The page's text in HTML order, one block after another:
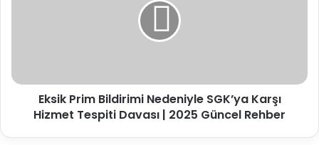
Davası
Eksik Prim Bildirimi Nedeniyle SGK’ya Karşı
Hizmet Tespiti Davası | 2025 Güncel Rehber